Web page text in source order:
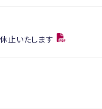
止いたします